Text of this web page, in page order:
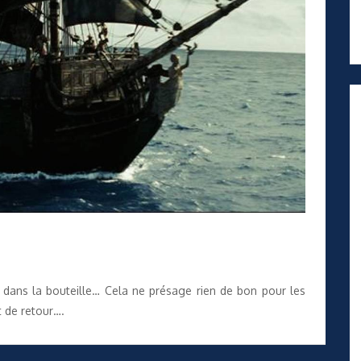
la bouteille… Cela ne présage rien de bon pour les
de retour….